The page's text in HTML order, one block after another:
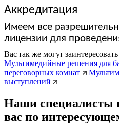
Аккредитация
Имеем все
лицензии для
Вас так же могут заинтересовать
Мультимедийные решения для
переговорных комнат
выступлений
Наши специалисты
вас по